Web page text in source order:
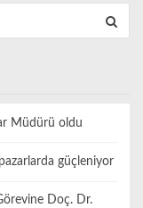
Müdürü oldu
güçleniyor
Doç. Dr.